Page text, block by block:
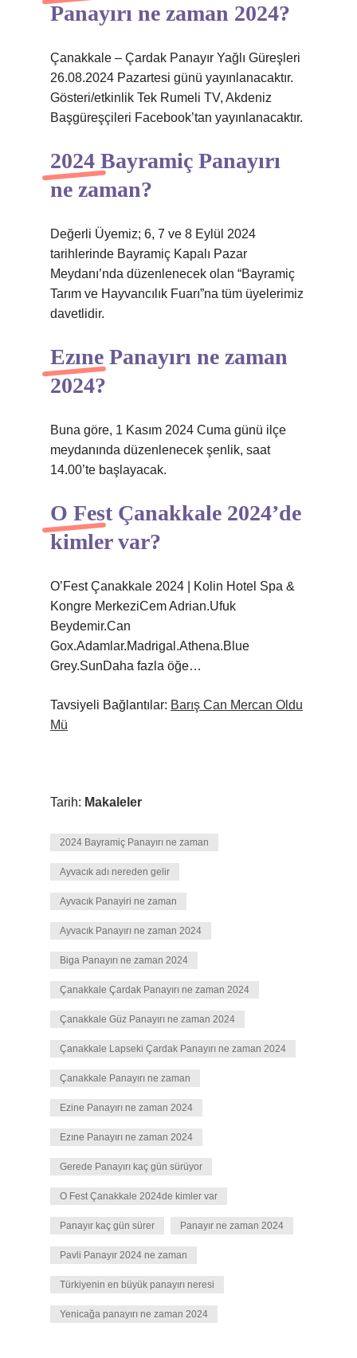
Panayırı ne zaman 2024?
Çanakkale – Çardak Panayır Yağlı Güreşleri
26.08.2024 Pazartesi günü yayınlanacaktır.
Gösteri/etkinlik Tek Rumeli TV, Akdeniz
Başgüreşçileri Facebook’tan yayınlanacaktır.
2024 Bayramiç Panayırı
ne zaman?
Değerli Üyemiz; 6, 7 ve 8 Eylül 2024
tarihlerinde Bayramiç Kapalı Pazar
Meydanı’nda düzenlenecek olan “Bayramiç
Tarım ve Hayvancılık Fuarı”na tüm üyelerimiz
davetlidir.
Ezıne Panayırı ne zaman
2024?
Buna göre, 1 Kasım 2024 Cuma günü ilçe
meydanında düzenlenecek şenlik, saat
14.00’te başlayacak.
O Fest Çanakkale 2024’de
kimler var?
O’Fest Çanakkale 2024 | Kolin Hotel Spa &
Kongre MerkeziCem Adrian.Ufuk
Beydemir.Can
Gox.Adamlar.Madrigal.Athena.Blue
Grey.SunDaha fazla öğe…
Tavsiyeli Bağlantılar: Barış Can Mercan Oldu
Mü
Tarih: Makaleler
2024 Bayramiç Panayırı ne zaman
Ayvacık adı nereden gelir
Ayvacık Panayiri ne zaman
Ayvacık Panayırı ne zaman 2024
Biga Panayırı ne zaman 2024
Çanakkale Çardak Panayırı ne zaman 2024
Çanakkale Güz Panayırı ne zaman 2024
Çanakkale Lapseki Çardak Panayırı ne zaman 2024
Çanakkale Panayırı ne zaman
Ezine Panayırı ne zaman 2024
Ezıne Panayırı ne zaman 2024
Gerede Panayırı kaç gün sürüyor
O Fest Çanakkale 2024de kimler var
Panayır kaç gün sürer Panayır ne zaman 2024
Pavli Panayır 2024 ne zaman
Türkiyenin en büyük panayırı neresi
Yenicağa panayırı ne zaman 2024